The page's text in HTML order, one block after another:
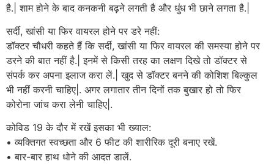
है.| शाम होने के बाद कनकनी बढ़ने लगती है और धुंध भी छाने लगता है.|
सर्दी, खांसी या फिर वायरल होने पर डरे नहीं:
डॉक्टर चौधरी कहते हैं कि सर्दी, खांसी या फिर वायरल की समस्या होने पर
डरने की बात नहीं है.| इनमें से किसी तरह का लक्षण दिखे तो डॉक्टर से
संपर्क कर अपना इलाज करा लें.| खुद से डॉक्टर बनने की कोशिश बिल्कुल
भी नहीं करनी चाहिए|. अगर लगातार तीन दिनों तक बुखार हो तो फिर
कोरोना जांच करा लेनी चाहिए|.
कोविड 19 के दौर में रखें इसका भी ख्याल:
• व्यक्तिगत स्वच्छता और 6 फीट की शारीरिक दूरी बनाए रखें.
• बार-बार हाथ धोने की आदत डालें.